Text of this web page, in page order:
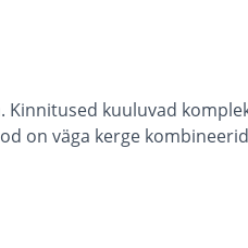
kuuluvad
on väga kerge